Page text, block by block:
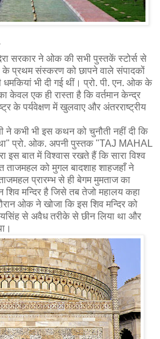
सरकार ने ओक की सभी पुस्तकें स्टोर्स से
प्रथम संस्करण को छापने वाले संपादकों
भी दी गई थीं। प्रो. पी. एन. ओक के
केवल एक ही रास्ता है कि वर्तमान केन्द्र
के पर्यवेक्षण में खुलवाए और अंतरराष्ट्रीय
कभी भी इस कथन को चुनौती नहीं दी कि
प्रो. ओक. अपनी पुस्तक "TAJ MAHAL
इस बात में विश्वास रखते हैं कि सारा विश्व
ताजमहल को मुगल बादशाह शाहजहाँ ने
प्रारम्भ से ही बेगम मुमताज का
शिव मन्दिर है जिसे तब तेजो महालय कहा
ओक ने खोजा कि इस शिव मन्दिर को
से अवैध तरीके से छीन लिया था और